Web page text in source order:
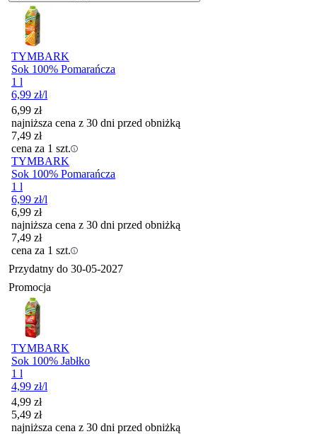
TYMBARK
Sok 100% Pomarańcza
1 l
6,99 zł/l
6,99 zł
najniższa cena z 30 dni przed obniżką
7,49 zł
cena za 1 szt.
TYMBARK
Sok 100% Pomarańcza
1 l
6,99 zł/l
6,99 zł
najniższa cena z 30 dni przed obniżką
7,49 zł
cena za 1 szt.
Przydatny do 30-05-2027
Promocja
TYMBARK
Sok 100% Jabłko
1 l
4,99 zł/l
Cena promocyjna
4,99 zł
5,49 zł
najniższa cena z 30 dni przed obniżką